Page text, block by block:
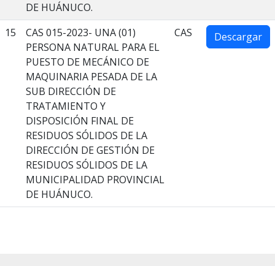
DE HUÁNUCO.
15
CAS 015-2023- UNA (01)
PERSONA NATURAL PARA EL
PUESTO DE MECÁNICO DE
MAQUINARIA PESADA DE LA
SUB DIRECCIÓN DE
TRATAMIENTO Y
DISPOSICIÓN FINAL DE
RESIDUOS SÓLIDOS DE LA
DIRECCIÓN DE GESTIÓN DE
RESIDUOS SÓLIDOS DE LA
MUNICIPALIDAD PROVINCIAL
DE HUÁNUCO.
CAS Descargar